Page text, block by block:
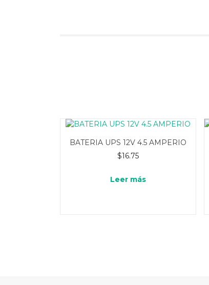
BATERIA UPS 12V 4.5 AMPERIO
$16.75
Leer más